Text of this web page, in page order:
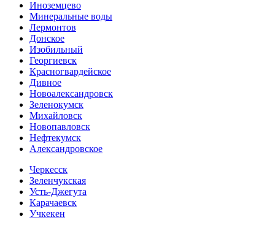
Иноземцево
Минеральные воды
Лермонтов
Донское
Изобильный
Георгиевск
Красногвардейское
Дивное
Новоалександровск
Зеленокумск
Михайловск
Новопавловск
Нефтекумск
Александровское
Черкесск
Зеленчукская
Усть-Джегута
Карачаевск
Учкекен